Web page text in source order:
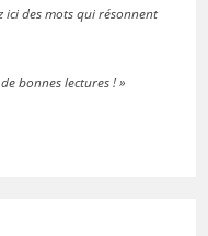
des mots qui résonnent
bonnes lectures ! »